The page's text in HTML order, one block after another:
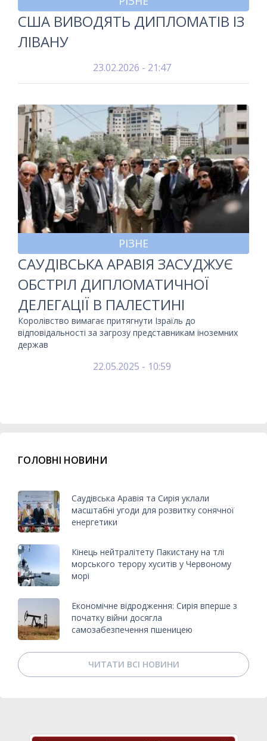
США ВИВОДЯТЬ ДИПЛОМАТІВ ІЗ
ЛІВАНУ
23.02.2026 - 21:47
РІЗНЕ
САУДІВСЬКА АРАВІЯ ЗАСУДЖУЄ
ОБСТРІЛ ДИПЛОМАТИЧНОЇ
ДЕЛЕГАЦІЇ В ПАЛЕСТИНІ
Королівство вимагає притягнути Ізраїль до
відповідальності за загрозу представникам іноземних
держав
22.05.2025 - 10:59
ГОЛОВНІ НОВИНИ
Саудівська Аравія та Сирія уклали
масштабні угоди для розвитку сонячної
енергетики
Кінець нейтралітету Пакистану на тлі
морського терору хуситів у Червоному
морі
Економічне відродження: Сирія вперше з
початку війни досягла
самозабезпечення пшеницею
ЧИТАТИ ВСІ НОВИНИ